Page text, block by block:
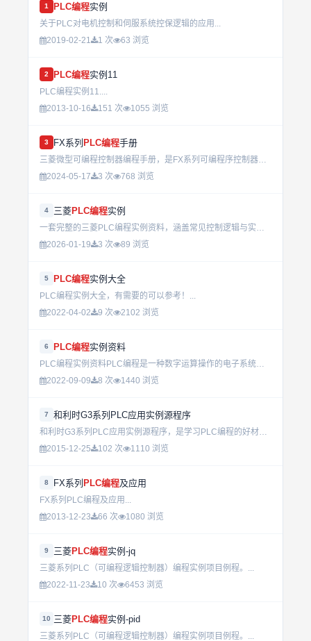
1 PLC编程实例
关于PLC对电机控制和伺服系统控保逻辑的应用...
2019-02-21
1 次 63 浏览
2 PLC编程实例11
PLC编程实例11....
2013-10-16
151 次 1055 浏览
3 FX系列PLC编程手册
三菱微型可编程控制器编程手册，是FX系列可编程序控制器必备编程参考资料。...
2024-05-17
3 次 768 浏览
4 三菱PLC编程实例
一套完整的三菱PLC编程实例资料，涵盖常见控制逻辑与实际应用案例，适合工业自动化学习与项目开发参考。包含梯形图与指令表两种编程方式，提升实操能力。...
2026-01-19
3 次 89 浏览
5 PLC编程实例大全
PLC编程实例大全，有需要的可以参考！...
2022-04-02
9 次 2102 浏览
6 PLC编程实例资料
PLC编程实例资料PLC编程是一种数字运算操作的电子系统，专为在工业环境下应用而设计。它采用可编程序的存储器，用来在其内部存储执行逻辑运算、顺序控制、定时、计数和算术运算等操作的指令，并通过数字式、模...
2022-09-09
8 次 1440 浏览
7 和利时G3系列PLC应用实例源程序
和利时G3系列PLC应用实例源程序，是学习PLC编程的好材料...
2015-12-25
102 次 1110 浏览
8 FX系列PLC编程及应用
FX系列PLC编程及应用...
2013-12-23
66 次 1080 浏览
9 三菱PLC编程实例-jq
三菱系列PLC（可编程逻辑控制器）编程实例项目例程。...
2022-11-23
10 次 6453 浏览
10 三菱PLC编程实例-pid
三菱系列PLC（可编程逻辑控制器）编程实例项目例程。...